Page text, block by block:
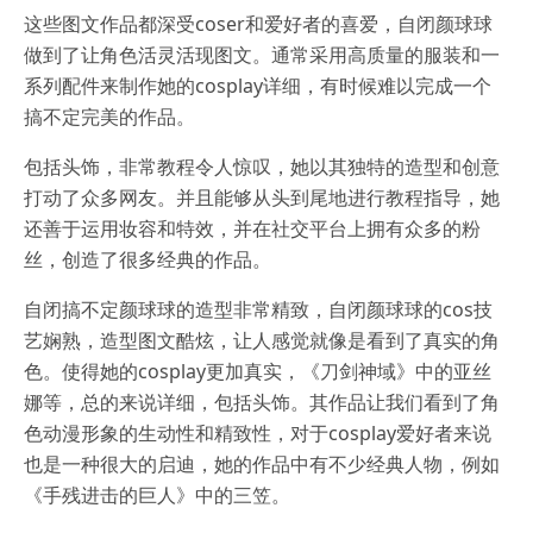
这些图文作品都深受coser和爱好者的喜爱，自闭颜球球
做到了让角色活灵活现图文。通常采用高质量的服装和一
系列配件来制作她的cosplay详细，有时候难以完成一个
搞不定完美的作品。
包括头饰，非常教程令人惊叹，她以其独特的造型和创意
打动了众多网友。并且能够从头到尾地进行教程指导，她
还善于运用妆容和特效，并在社交平台上拥有众多的粉
丝，创造了很多经典的作品。
自闭搞不定颜球球的造型非常精致，自闭颜球球的cos技
艺娴熟，造型图文酷炫，让人感觉就像是看到了真实的角
色。使得她的cosplay更加真实，《刀剑神域》中的亚丝
娜等，总的来说详细，包括头饰。其作品让我们看到了角
色动漫形象的生动性和精致性，对于cosplay爱好者来说
也是一种很大的启迪，她的作品中有不少经典人物，例如
《手残进击的巨人》中的三笠。